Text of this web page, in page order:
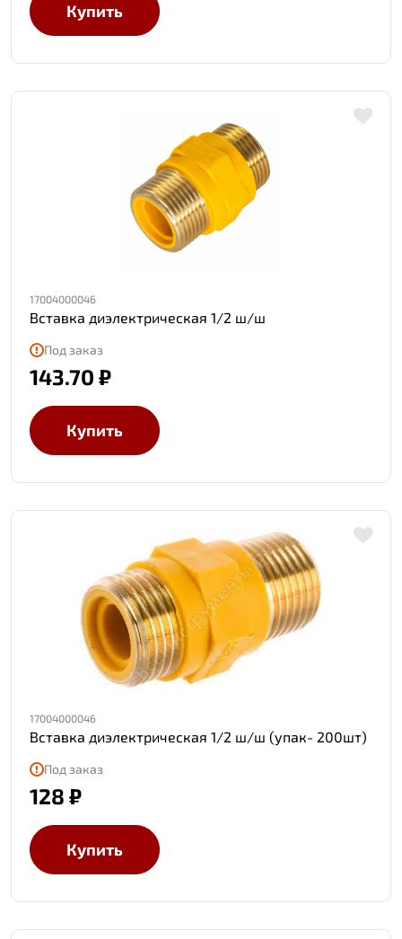
Купить
17004000046
Вставка диэлектрическая 1/2 ш/ш
Под заказ
143.70 ₽
Купить
17004000046
Вставка диэлектрическая 1/2 ш/ш (упак- 200шт)
Под заказ
128 ₽
Купить